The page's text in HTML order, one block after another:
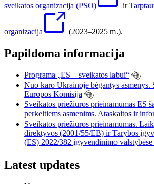
sveikatos organizacija (PSO) ir
organizacija (2023–2025 m.).
Papildoma informacija
Programa „ES – sveikatos labui“
Nuo karo Ukrainoje bėgantys asmenys.
Europos Komisija
Sveikatos priežiūros prieinamumas ES
perkeltiems asmenims. Ataskaitos ir
Sveikatos priežiūros prieinamumas.
direktyvos (2001/55/EB) ir Tarybos
(ES) 2022/382 įgyvendinimo valstybėse
Latest updates